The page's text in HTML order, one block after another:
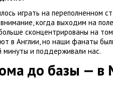
играть на переполненном
, когда выходим на
сконцентрированы на том
в Англии, но наши фанаты
минуты и поддерживали нас.
до базы — в